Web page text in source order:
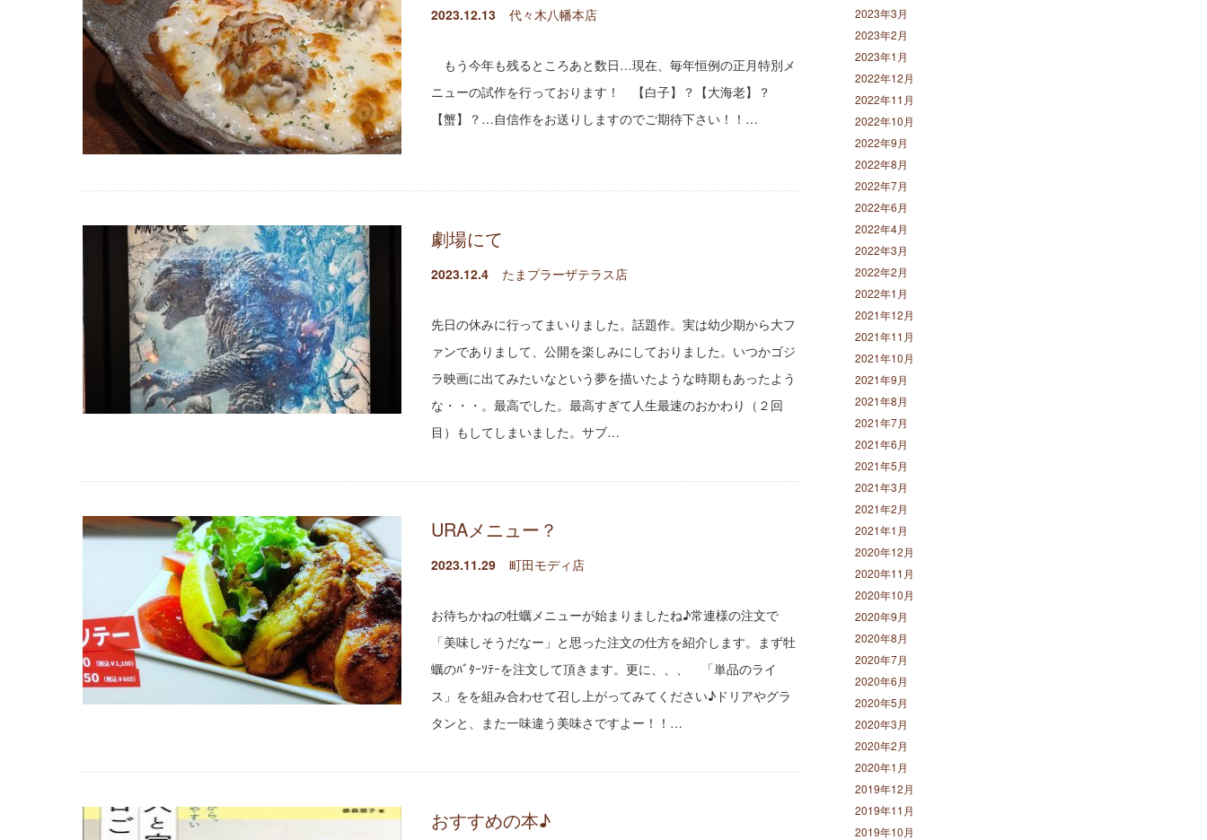
2023.12.13 代々木八幡本店
もう今年も残るところあと数日…現在、毎年恒例の正月特別メ
ニューの試作を行っております！ 【白子】？【大海老】？
【蟹】？…自信作をお送りしますのでご期待下さい！！…
劇場にて
2023.12.4 たまプラーザテラス店
先日の休みに行ってまいりました。話題作。実は幼少期から大フ
ァンでありまして、公開を楽しみにしておりました。いつかゴジ
ラ映画に出てみたいなという夢を描いたような時期もあったよう
な・・・。最高でした。最高すぎて人生最速のおかわり（２回
目）もしてしまいました。サブ…
URAメニュー？
2023.11.29 町田モディ店
お待ちかねの牡蠣メニューが始まりましたね♪常連様の注文で
「美味しそうだなー」と思った注文の仕方を紹介します。まず牡
蠣のﾊﾞﾀｰｿﾃｰを注文して頂きます。更に、、、 「単品のライ
ス」をを組み合わせて召し上がってみてください♪ドリアやグラ
タンと、また一味違う美味さですよー！！…
おすすめの本♪
2023年3月
2023年2月
2023年1月
2022年12月
2022年11月
2022年10月
2022年9月
2022年8月
2022年7月
2022年6月
2022年4月
2022年3月
2022年2月
2022年1月
2021年12月
2021年11月
2021年10月
2021年9月
2021年8月
2021年7月
2021年6月
2021年5月
2021年3月
2021年2月
2021年1月
2020年12月
2020年11月
2020年10月
2020年9月
2020年8月
2020年7月
2020年6月
2020年5月
2020年3月
2020年2月
2020年1月
2019年12月
2019年11月
2019年10月